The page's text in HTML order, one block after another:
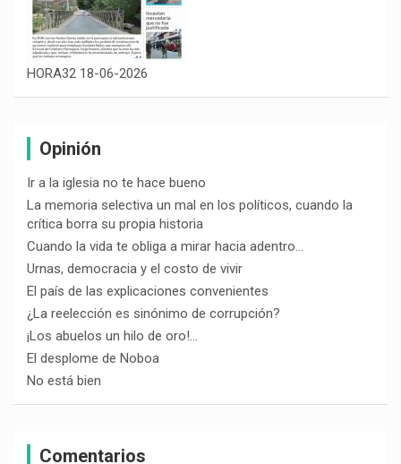
HORA32 18-06-2026
Opinión
Ir a la iglesia no te hace bueno
La memoria selectiva un mal en los políticos, cuando la
crítica borra su propia historia
Cuando la vida te obliga a mirar hacia adentro…
Urnas, democracia y el costo de vivir
El país de las explicaciones convenientes
¿La reelección es sinónimo de corrupción?
¡Los abuelos un hilo de oro!…
El desplome de Noboa
No está bien
Comentarios